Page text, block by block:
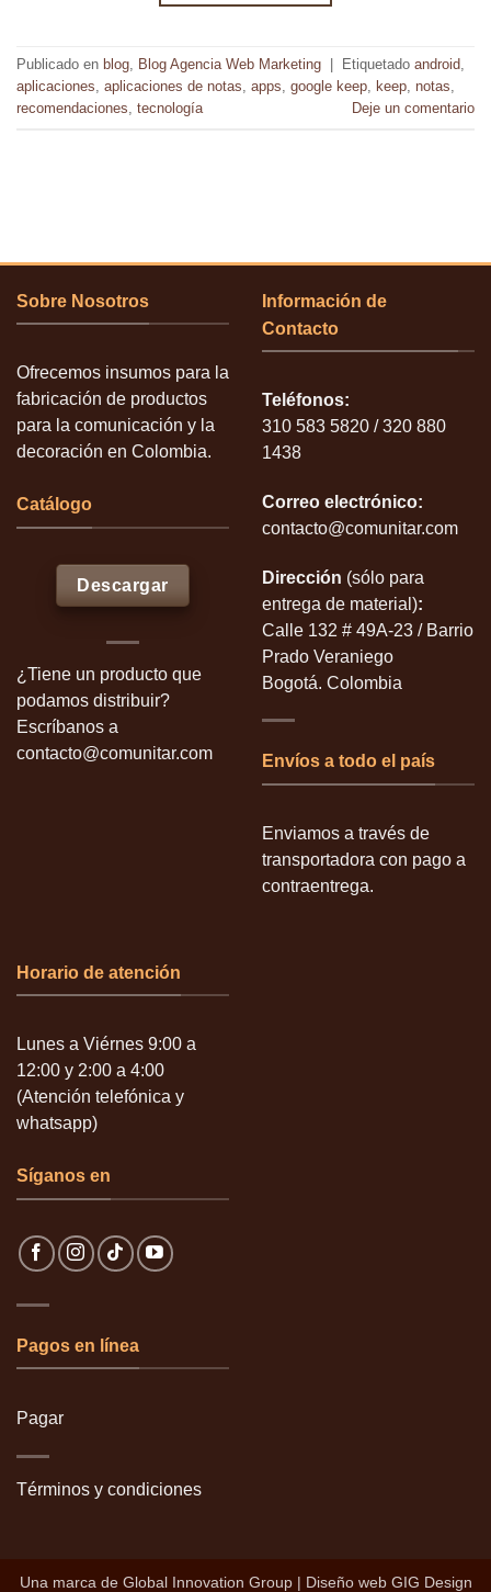
Publicado en blog Blog Agencia Web Marketing Etiquetado android
aplicaciones aplicaciones de notas apps google keep keep notas
recomendaciones tecnología Deje un comentario
Sobre Nosotros
Ofrecemos insumos para la
fabricación de productos
para la comunicación y la
decoración en Colombia.
Catálogo
Descargar
¿Tiene un producto que
podamos distribuir?
Escríbanos a
contacto@comunitar.com
Información de
Contacto
Teléfonos:
310 583 5820 / 320 880
1438
Correo electrónico:
contacto@comunitar.com
Dirección (sólo para
entrega de material):
Calle 132 # 49A-23 / Barrio
Prado Veraniego
Bogotá. Colombia
Envíos a todo el país
Enviamos a través de
transportadora con pago a
contraentrega.
Horario de atención
Lunes a Viérnes 9:00 a
12:00 y 2:00 a 4:00
(Atención telefónica y
whatsapp)
Síganos en
Pagos en línea
Pagar
Términos y condiciones
Una marca de Global Innovation Group| Diseño web GIG Design